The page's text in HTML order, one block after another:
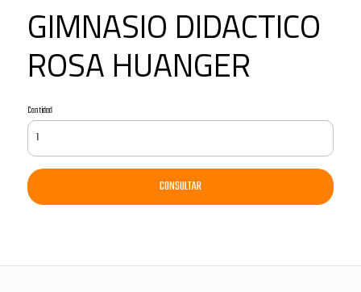
GIMNASIO DIDACTICO
ROSA HUANGER
Cantidad
CONSULTAR